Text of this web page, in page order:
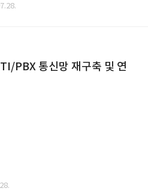
PBX 통신망 재구축 및 연